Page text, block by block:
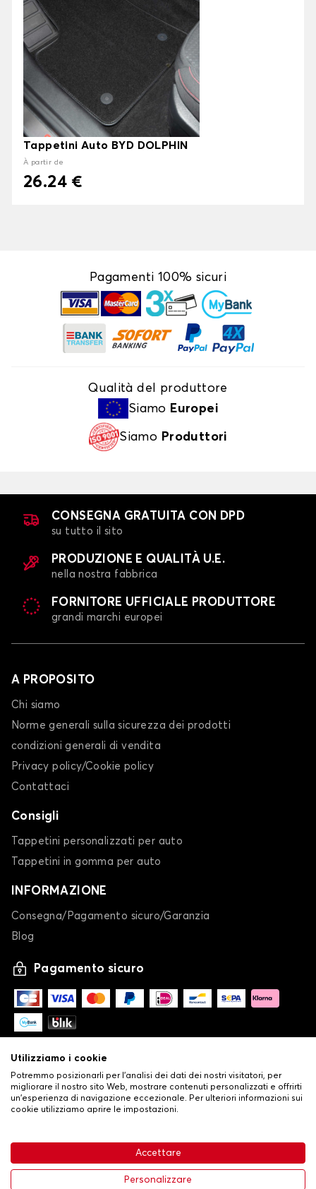
32,53 € Aggiungi al carrello
Tappetini Auto BYD DOLPHIN
À partir de
26.24 €
Pagamenti 100% sicuri
Qualità del produttore
Siamo Europei
Siamo Produttori
CONSEGNA GRATUITA CON DPD
su tutto il sito
PRODUZIONE E QUALITÀ U.E.
nella nostra fabbrica
FORNITORE UFFICIALE PRODUTTORE
grandi marchi europei
A PROPOSITO
Chi siamo
Norme generali sulla sicurezza dei prodotti
condizioni generali di vendita
Privacy policy/Cookie policy
Contattaci
Consigli
Tappetini personalizzati per auto
Tappetini in gomma per auto
INFORMAZIONE
Consegna/Pagamento sicuro/Garanzia
Blog
Pagamento sicuro
Condizioni generali di vendita•
Politica sulla privacy e sui cookie•Livraison
Utilizziamo i cookie
Potremmo posizionarli per l'analisi dei dati dei nostri visitatori, per
migliorare il nostro sito Web, mostrare contenuti personalizzati e offrirti
un'esperienza di navigazione eccezionale. Per ulteriori informazioni sui
cookie utilizziamo aprire le impostazioni.
Accettare
Personalizzare